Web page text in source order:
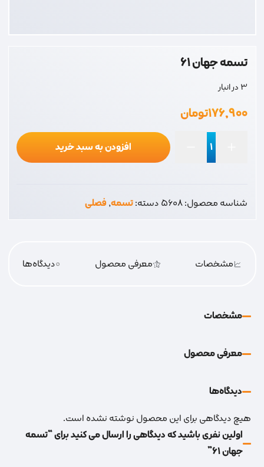
تسمه جهان 61
3 در انبار
۱۷۶,۹۰۰تومان
عدد
افزودن به سبد خرید
شناسه محصول:5608دسته:تسمه,فصلی
مشخصات معرفی محصول 0دیدگاه‌‌ها
مشخصات
معرفی محصول
دیدگاه‌‌ها
هیچ دیدگاهی برای این محصول نوشته نشده است.
اولین نفری باشید که دیدگاهی را ارسال می کنید برای “تسمه
جهان 61”